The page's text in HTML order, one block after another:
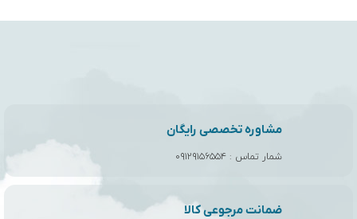
مشاوره تخصصی رایگان
شمار تماس : ۰۹۱۲۹۱۵۶۵۵۴
ضمانت مرجوعی کالا